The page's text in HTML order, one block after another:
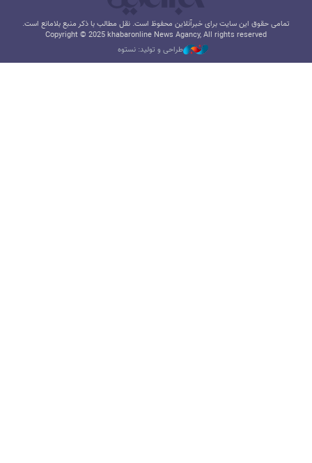
تمامی حقوق این سایت برای خبرآنلاین محفوظ است. نقل مطالب با ذکر منبع بلامانع است.
Copyright © 2025 khabaronline News Agancy, All rights reserved
طراحی و تولید: نستوه